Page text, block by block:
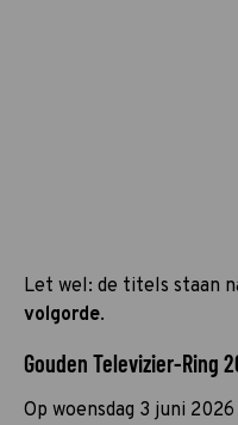
Let wel: de titels staan
volgorde.
Gouden Televizier-Ring
Op woensdag 3 juni